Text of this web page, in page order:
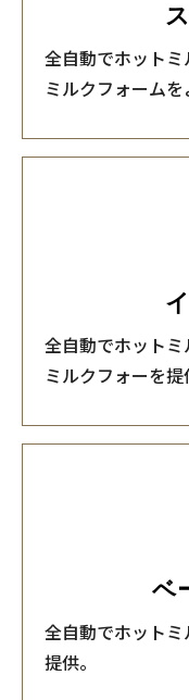
全自動でホットミ
ミルクフォーム
全自動でホットミ
ミルクフォーを提
ベ
全自動でホットミ
提供。